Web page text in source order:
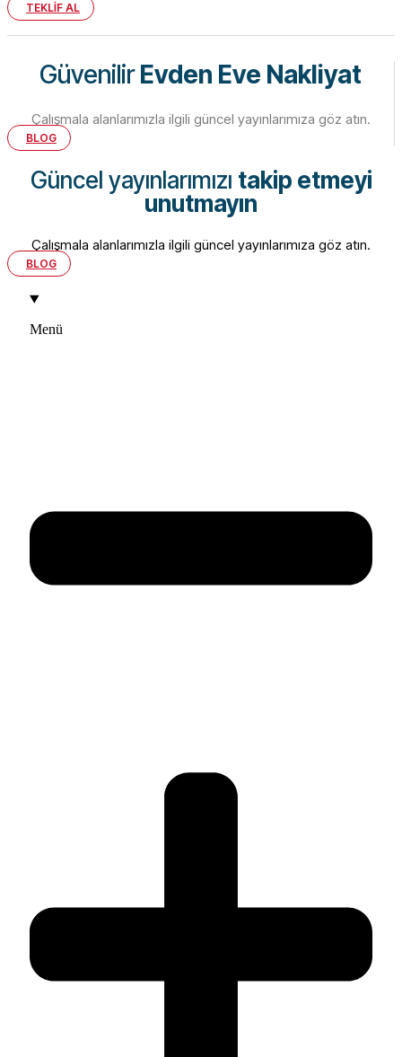
TEKLİF AL
GüvenilirEvden Eve Nakliyat
Çalışmala alanlarımızla ilgili güncel yayınlarımıza göz atın.
BLOG
Güncel yayınlarımızı takip etmeyi
unutmayın
Çalışmala alanlarımızla ilgili güncel yayınlarımıza göz atın.
BLOG
Menü